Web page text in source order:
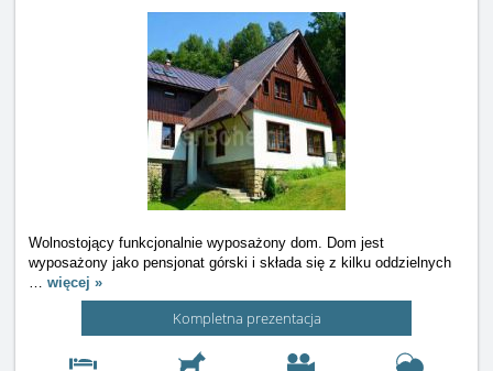
Wolnostojący funkcjonalnie wyposażony dom. Dom jest
wyposażony jako pensjonat górski i składa się z kilku oddzielnych
… więcej »
Kompletna prezentacja